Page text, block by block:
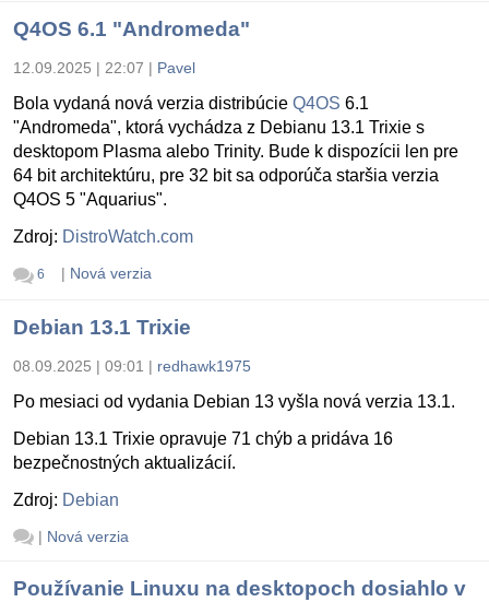
Q4OS 6.1 "Andromeda"
12.09.2025 | 22:07 | Pavel
Bola vydaná nová verzia distribúcie Q4OS 6.1
"Andromeda", ktorá vychádza z Debianu 13.1 Trixie s
desktopom Plasma alebo Trinity. Bude k dispozícii len pre
64 bit architektúru, pre 32 bit sa odporúča staršia verzia
Q4OS 5 "Aquarius".
Zdroj: DistroWatch.com
6 | Nová verzia
Debian 13.1 Trixie
08.09.2025 | 09:01 | redhawk1975
Po mesiaci od vydania Debian 13 vyšla nová verzia 13.1.
Debian 13.1 Trixie opravuje 71 chýb a pridáva 16
bezpečnostných aktualizácií.
Zdroj: Debian
| Nová verzia
Používanie Linuxu na desktopoch dosiahlo v